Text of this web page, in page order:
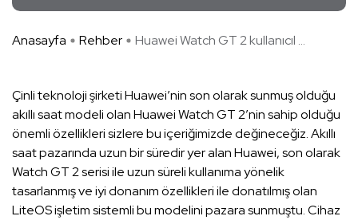
Anasayfa Rehber Huawei Watch GT 2 kullanıcıl ...
Çinli teknoloji şirketi Huawei’nin son olarak sunmuş olduğu
akıllı saat modeli olan Huawei Watch GT 2’nin sahip olduğu
önemli özellikleri sizlere bu içeriğimizde değineceğiz. Akıllı
saat pazarında uzun bir süredir yer alan Huawei, son olarak
Watch GT 2 serisi ile uzun süreli kullanıma yönelik
tasarlanmış ve iyi donanım özellikleri ile donatılmış olan
LiteOS işletim sistemli bu modelini pazara sunmuştu. Cihaz